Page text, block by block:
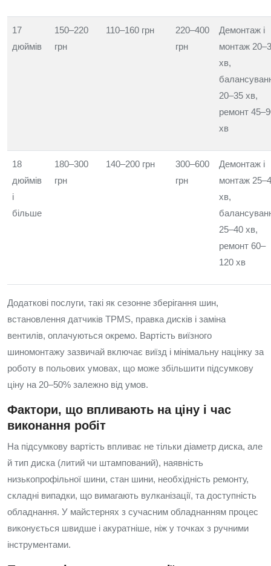
17
дюймів
150–220
грн
110–160 грн
220–400
грн
Демонтаж і
монтаж
хв,
20–35 хв,
ремонт
хв
18
дюймів
і
більше
180–300
грн
140–200 грн
300–600
грн
Демонтаж і
монтаж
хв,
25–40 хв,
ремонт 60–
120 хв
Додаткові послуги, такі як сезонне зберігання шин,
встановлення датчиків TPMS, правка дисків і заміна
вентилів, оплачуються окремо. Вартість виїзного
шиномонтажу зазвичай включає виїзд і мінімальну націнку за
роботу в польових умовах, що може збільшити підсумкову
ціну на 20–50% залежно від умов.
Фактори, що впливають на ціну і час
виконання робіт
На підсумкову вартість впливає не тільки діаметр диска, але
й тип диска (литий чи штампований), наявність
низькопрофільної шини, стан шини, необхідність ремонту,
складні випадки, що вимагають вулканізації, та доступність
обладнання. У майстернях з сучасним обладнанням процес
виконується швидше і акуратніше, ніж у точках з ручними
інструментами.